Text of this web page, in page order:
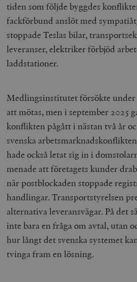
tiden som följde byggdes
fackförbund anslöt med
stoppade Teslas bilar,
leveranser, elektriker förbjöd
laddstationer.
Medlingsinstitutet försökte
att mötas, men i september 2025
konflikten pågått i nästan två år
svenska
hade också letat sig in i
menade att företagets kunder
när postblockaden stoppade
handlingar. Transportstyrelsen
alternativa leveransvägar. På det
inte bara en fråga om avtal, utan
hur långt det svenska systemet
tvinga fram en lösning.